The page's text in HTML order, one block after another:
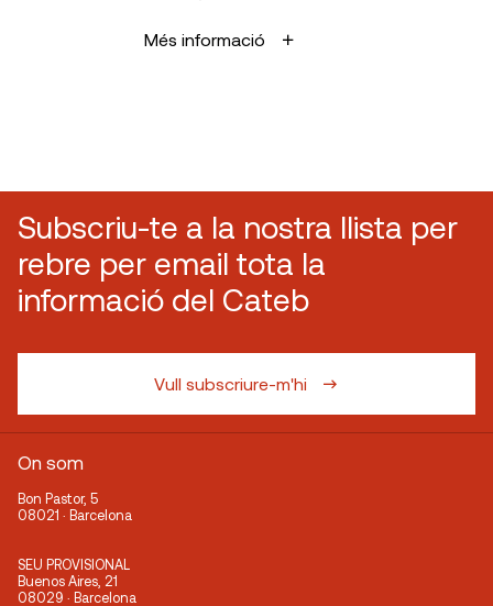
Més informació
Subscriu-te a la nostra llista per
rebre per email tota la
informació del Cateb
Vull subscriure-m'hi
On som
Bon Pastor, 5
08021 · Barcelona
SEU PROVISIONAL
Buenos Aires, 21
08029 · Barcelona